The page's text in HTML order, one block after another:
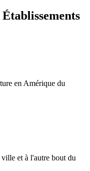
Établissements
en Amérique du
et à l'autre bout du